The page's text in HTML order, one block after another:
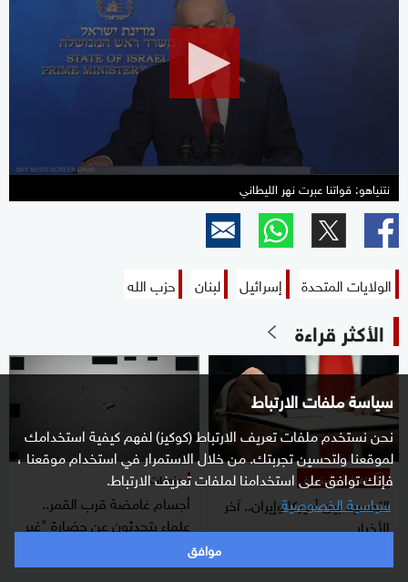
سياسة ملفات الارتباط
نحن نستخدم ملفات تعريف الارتباط (كوكيز) لفهم كيفية استخدامك
لموقعنا ولتحسين تجربتك. من خلال الاستمرار في استخدام موقعنا ،
فإنك توافق على استخدامنا لملفات تعريف الارتباط.
سياسية الخصوصية
موافق
نتنياهو: قواتنا عبرت نهر الليطاني
الولايات المتحدة إسرائيل لبنان حزب الله
الأكثر قراءة
تغطية مستمرة
التصعيد بين أميركا وإيران.. آخر
الأخبار
منوعات
أجسام غامضة قرب القمر..
علماء يتحدثون عن حضارة "غير